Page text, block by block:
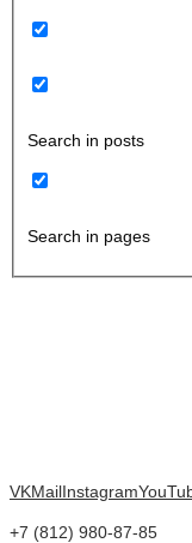
Search in posts
Search in pages
VKMailInstagram
+7 (812) 980-87-85